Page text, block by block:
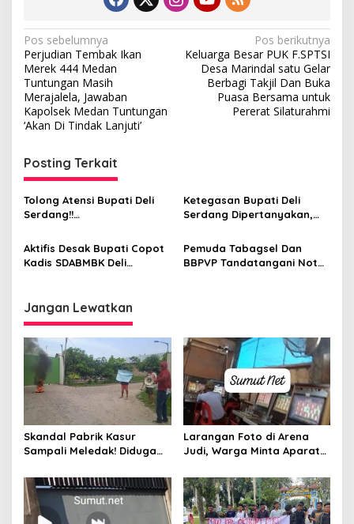
N
a
v
i
g
a
s
i
p
o
s
Pos sebelumnya
Perjudian Tembak Ikan
Merek 444 Medan
Tuntungan Masih
Merajalela, Jawaban
Kapolsek Medan Tuntungan
‘Akan Di Tindak Lanjuti’
Pos berikutnya
Keluarga Besar PUK F.SPTSI
Desa Marindal satu Gelar
Berbagi Takjil Dan Buka
Puasa Bersama untuk
Pererat Silaturahmi
Posting Terkait
Tolong Atensi Bupati Deli
Serdang!!
Tawar Diduga Tidak Berizin
Milik Anggota DPRD
Ketegasan Bupati Deli
Serdang Dipertanyakan,
Dugaan Pencemaran PT.
Universal Gloves
Aktifis Desak Bupati Copot
Kadis SDABMBK Deli
Pengerjaan Ruas Jalan
Pemuda Tabagsel Dan
BBPVP Tandatangani Nota
Jangan Lewatkan
Skandal Pabrik Kasur
Sampali Meledak! Diduga
Aksi Mahasiswa
Mengguncang, Bupati Deli
Serdang Didesak Bertindak
Tegas!
Larangan Foto di Arena
Judi, Warga Minta Aparat
Ilegal